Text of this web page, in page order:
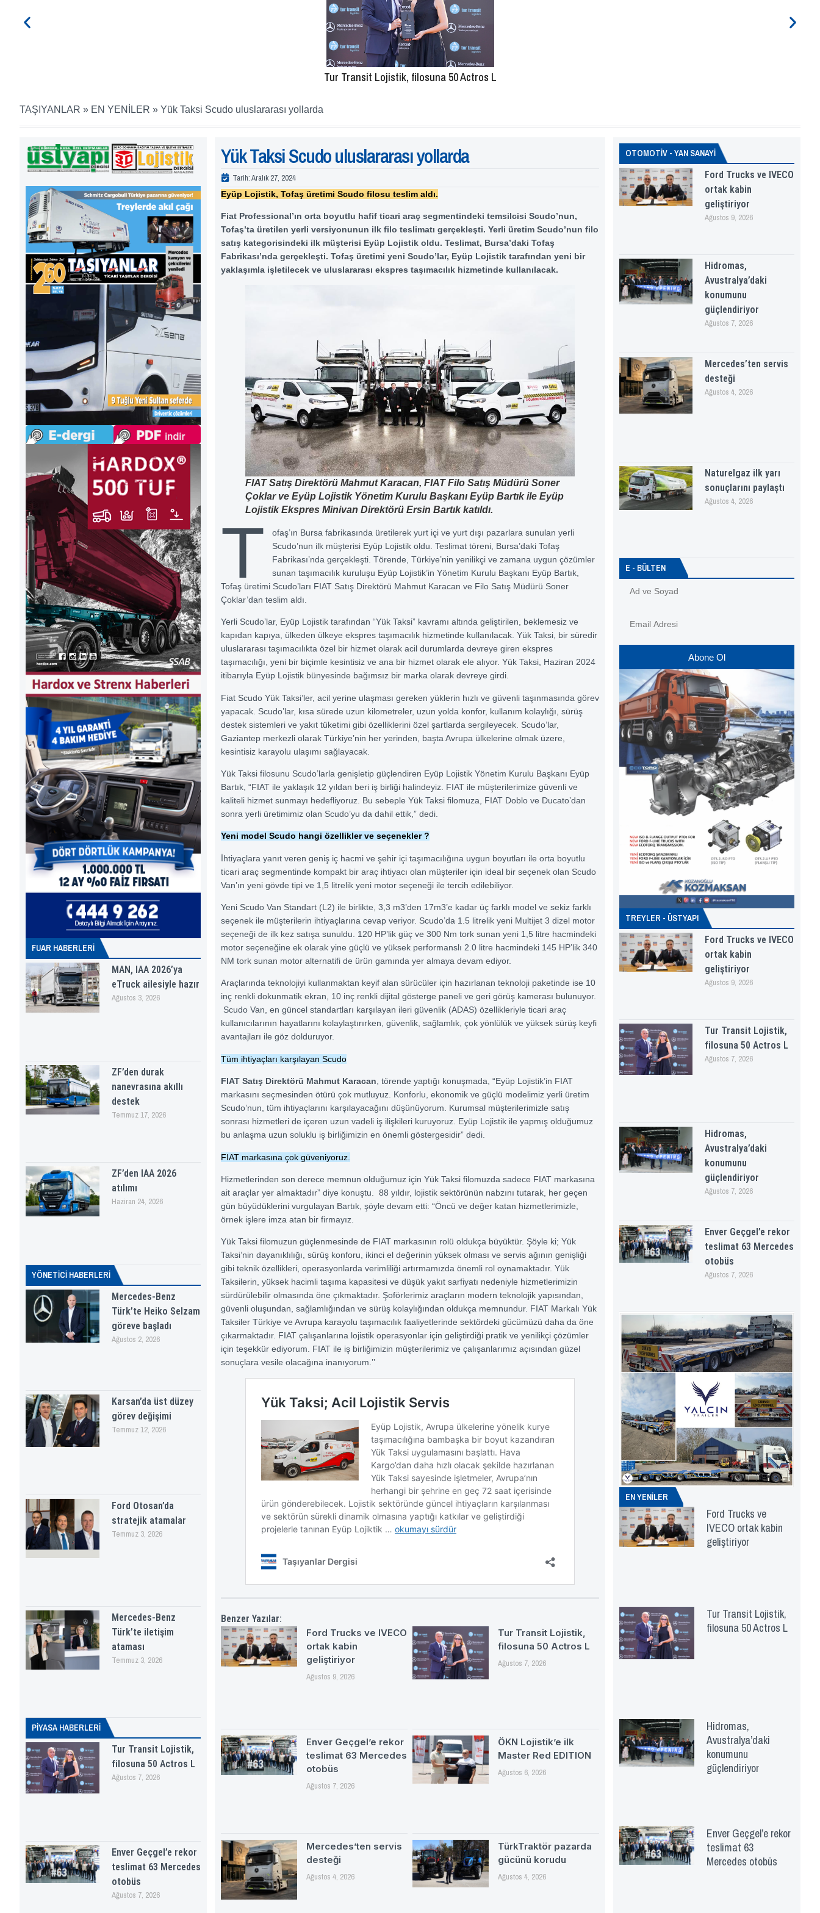
Tur Transit Lojistik, filosuna 50 Actros L
TAŞIYANLAR » EN YENİLER » Yük Taksi Scudo uluslararası yollarda
FUAR HABERLERI
MAN, IAA 2026’ya
eTruck ailesiyle hazır
Ağustos 3, 2026
ZF’den durak
nanevrasına akıllı
destek
Temmuz 17, 2026
ZF’den IAA 2026
atılımı
Haziran 24, 2026
YÖNETICI HABERLERI
Mercedes-Benz
Türk’te Heiko Selzam
göreve başladı
Ağustos 2, 2026
Karsan’da üst düzey
görev değişimi
Temmuz 12, 2026
Ford Otosan’da
stratejik atamalar
Temmuz 3, 2026
Mercedes-Benz
Türk’te iletişim
ataması
Temmuz 3, 2026
PİYASA HABERLERI
Tur Transit Lojistik,
filosuna 50 Actros L
Ağustos 7, 2026
Enver Geçgel’e rekor
teslimat 63 Mercedes
otobüs
Ağustos 7, 2026
Yük Taksi Scudo uluslararası yollarda
Tarih:Aralık 27, 2024
Eyüp Lojistik, Tofaş üretimi Scudo filosu teslim aldı.
Fiat Professional’ın orta boyutlu hafif ticari araç segmentindeki temsilcisi Scudo’nun,
Tofaş’ta üretilen yerli versiyonunun ilk filo teslimatı gerçekleşti. Yerli üretim Scudo’nun filo
satış kategorisindeki ilk müşterisi Eyüp Lojistik oldu. Teslimat, Bursa’daki Tofaş
Fabrikası’nda gerçekleşti. Tofaş üretimi yeni Scudo’lar, Eyüp Lojistik tarafından yeni bir
yaklaşımla işletilecek ve uluslararası ekspres taşımacılık hizmetinde kullanılacak.
FIAT Satış Direktörü Mahmut Karacan, FIAT Filo Satış Müdürü Soner
Çoklar ve Eyüp Lojistik Yönetim Kurulu Başkanı Eyüp Bartık ile Eyüp
Lojistik Ekspres Minivan Direktörü Ersin Bartık katıldı.
T
ofaş’ın Bursa fabrikasında üretilerek yurt içi ve yurt dışı pazarlara sunulan yerli
Scudo’nun ilk müşterisi Eyüp Lojistik oldu. Teslimat töreni, Bursa’daki Tofaş
Fabrikası’nda gerçekleşti. Törende, Türkiye’nin yenilikçi ve zamana uygun çözümler
sunan taşımacılık kuruluşu Eyüp Lojistik’in Yönetim Kurulu Başkanı Eyüp Bartık,
Tofaş üretimi Scudo’ları FIAT Satış Direktörü Mahmut Karacan ve Filo Satış Müdürü Soner
Çoklar’dan teslim aldı.
Yerli Scudo’lar, Eyüp Lojistik tarafından “Yük Taksi” kavramı altında geliştirilen, beklemesiz ve
kapıdan kapıya, ülkeden ülkeye ekspres taşımacılık hizmetinde kullanılacak. Yük Taksi, bir süredir
uluslararası taşımacılıkta özel bir hizmet olarak acil durumlarda devreye giren ekspres
taşımacılığı, yeni bir biçimle kesintisiz ve ana bir hizmet olarak ele alıyor. Yük Taksi, Haziran 2024
itibarıyla Eyüp Lojistik bünyesinde bağımsız bir marka olarak devreye girdi.
Fiat Scudo Yük Taksi’ler, acil yerine ulaşması gereken yüklerin hızlı ve güvenli taşınmasında görev
yapacak. Scudo’lar, kısa sürede uzun kilometreler, uzun yolda konfor, kullanım kolaylığı, sürüş
destek sistemleri ve yakıt tüketimi gibi özelliklerini özel şartlarda sergileyecek. Scudo’lar,
Gaziantep merkezli olarak Türkiye’nin her yerinden, başta Avrupa ülkelerine olmak üzere,
kesintisiz karayolu ulaşımı sağlayacak.
Yük Taksi filosunu Scudo’larla genişletip güçlendiren Eyüp Lojistik Yönetim Kurulu Başkanı Eyüp
Bartık, “FIAT ile yaklaşık 12 yıldan beri iş birliği halindeyiz. FIAT ile müşterilerimize güvenli ve
kaliteli hizmet sunmayı hedefliyoruz. Bu sebeple Yük Taksi filomuza, FIAT Doblo ve Ducato’dan
sonra yerli üretimimiz olan Scudo’yu da dahil ettik,” dedi.
Yeni model Scudo hangi özellikler ve seçenekler ?
İhtiyaçlara yanıt veren geniş iç hacmi ve şehir içi taşımacılığına uygun boyutları ile orta boyutlu
ticari araç segmentinde kompakt bir araç ihtiyacı olan müşteriler için ideal bir seçenek olan Scudo
Van’ın yeni gövde tipi ve 1,5 litrelik yeni motor seçeneği ile tercih edilebiliyor.
Yeni Scudo Van Standart (L2) ile birlikte, 3,3 m3’den 17m3’e kadar üç farklı model ve sekiz farklı
seçenek ile müşterilerin ihtiyaçlarına cevap veriyor. Scudo’da 1.5 litrelik yeni Multijet 3 dizel motor
seçeneği de ilk kez satışa sunuldu. 120 HP’lik güç ve 300 Nm tork sunan yeni 1,5 litre hacmindeki
motor seçeneğine ek olarak yine güçlü ve yüksek performanslı 2.0 litre hacmindeki 145 HP’lik 340
NM tork sunan motor alternatifi de ürün gamında yer almaya devam ediyor.
Araçlarında teknolojiyi kullanmaktan keyif alan sürücüler için hazırlanan teknoloji paketinde ise 10
inç renkli dokunmatik ekran, 10 inç renkli dijital gösterge paneli ve geri görüş kamerası bulunuyor.
Scudo Van, en güncel standartları karşılayan ileri güvenlik (ADAS) özellikleriyle ticari araç
kullanıcılarının hayatlarını kolaylaştırırken, güvenlik, sağlamlık, çok yönlülük ve yüksek sürüş keyfi
avantajları ile göz dolduruyor.
Tüm ihtiyaçları karşılayan Scudo
FIAT Satış Direktörü Mahmut Karacan, törende yaptığı konuşmada, “Eyüp Lojistik’in FIAT
markasını seçmesinden ötürü çok mutluyuz. Konforlu, ekonomik ve güçlü modelimiz yerli üretim
Scudo’nun, tüm ihtiyaçlarını karşılayacağını düşünüyorum. Kurumsal müşterilerimizle satış
sonrası hizmetleri de içeren uzun vadeli iş ilişkileri kuruyoruz. Eyüp Lojistik ile yapmış olduğumuz
bu anlaşma uzun soluklu iş birliğimizin en önemli göstergesidir” dedi.
FIAT markasına çok güveniyoruz.
Hizmetlerinden son derece memnun olduğumuz için Yük Taksi filomuzda sadece FIAT markasına
ait araçlar yer almaktadır” diye konuştu. 88 yıldır, lojistik sektörünün nabzını tutarak, her geçen
gün büyüdüklerini vurgulayan Bartık, şöyle devam etti: “Öncü ve değer katan hizmetlerimizle,
örnek işlere imza atan bir firmayız.
Yük Taksi filomuzun güçlenmesinde de FIAT markasının rolü oldukça büyüktür. Şöyle ki; Yük
Taksi’nin dayanıklılığı, sürüş konforu, ikinci el değerinin yüksek olması ve servis ağının genişliği
gibi teknik özellikleri, operasyonlarda verimliliği artırmamızda önemli rol oynamaktadır. Yük
Taksilerin, yüksek hacimli taşıma kapasitesi ve düşük yakıt sarfiyatı nedeniyle hizmetlerimizin
sürdürülebilir olmasında öne çıkmaktadır. Şoförlerimiz araçların modern teknolojik yapısından,
güvenli oluşundan, sağlamlığından ve sürüş kolaylığından oldukça memnundur. FIAT Markalı Yük
Taksiler Türkiye ve Avrupa karayolu taşımacılık faaliyetlerinde sektördeki gücümüzü daha da öne
çıkarmaktadır. FIAT çalışanlarına lojistik operasyonlar için geliştirdiği pratik ve yenilikçi çözümler
için teşekkür ediyorum. FIAT ile iş birliğimizin müşterilerimiz ve çalışanlarımız açısından güzel
sonuçlara vesile olacağına inanıyorum.’’
Benzer Yazılar:
Ford Trucks ve IVECO
ortak kabin
geliştiriyor
Ağustos 9, 2026
Tur Transit Lojistik,
filosuna 50 Actros L
Ağustos 7, 2026
Enver Geçgel’e rekor
teslimat 63 Mercedes
otobüs
Ağustos 7, 2026
ÖKN Lojistik’e ilk
Master Red EDITION
Ağustos 6, 2026
Mercedes’ten servis
desteği
Ağustos 4, 2026
TürkTraktör pazarda
gücünü korudu
Ağustos 4, 2026
OTOMOTİV - YAN SANAYİ
Ford Trucks ve IVECO
ortak kabin
geliştiriyor
Ağustos 9, 2026
Hidromas,
Avustralya’daki
konumunu
güçlendiriyor
Ağustos 7, 2026
Mercedes’ten servis
desteği
Ağustos 4, 2026
Naturelgaz ilk yarı
sonuçlarını paylaştı
Ağustos 4, 2026
E - BÜLTEN
Abone Ol
TREYLER - ÜSTYAPI
Ford Trucks ve IVECO
ortak kabin
geliştiriyor
Ağustos 9, 2026
Tur Transit Lojistik,
filosuna 50 Actros L
Ağustos 7, 2026
Hidromas,
Avustralya’daki
konumunu
güçlendiriyor
Ağustos 7, 2026
Enver Geçgel’e rekor
teslimat 63 Mercedes
otobüs
Ağustos 7, 2026
EN YENİLER
Ford Trucks ve
IVECO ortak kabin
geliştiriyor
Tur Transit Lojistik,
filosuna 50 Actros L
Hidromas,
Avustralya’daki
konumunu
güçlendiriyor
Enver Geçgel’e rekor
teslimat 63
Mercedes otobüs